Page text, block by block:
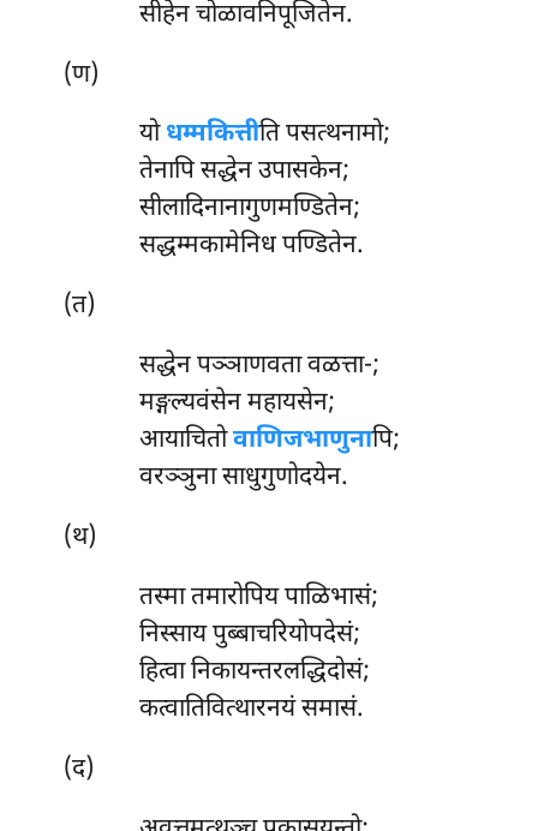
सीहेन चोळावनिपूजितेन.
(ण)
योधम्मकित्तीति पसत्थनामो;
तेनापि सद्धेन उपासकेन;
सीलादिनानागुणमण्डितेन;
सद्धम्मकामेनिध पण्डितेन.
(त)
सद्धेन पञ्ञाणवता वळत्ता-;
मङ्गल्यवंसेन महायसेन;
आयाचितोवाणिजभाणुनापि;
वरञ्ञुना साधुगुणोदयेन.
(थ)
तस्मातमारोपिय पाळिभासं;
निस्साय पुब्बाचरियोपदेसं;
हित्वा निकायन्तरलद्धिदोसं;
कत्वातिवित्थारनयं समासं.
(द)